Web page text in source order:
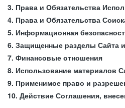
3. Права и Обязательства
4. Права и Обязательства
5. Информационная
6. Защищенные разделы Сайта
7. Финансовые отношения
8. Использование материалов
9. Применимое право и
10. Действие Соглашения,